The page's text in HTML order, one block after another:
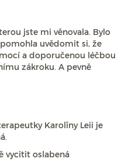
jste mi věnovala. Bylo
uvědomit si, že
a doporučenou léčbou
zákroku. A pevně
Karolīny Leii je
vycitit oslabená